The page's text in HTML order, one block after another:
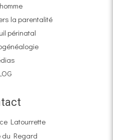
la parentalité
périnatal
Latourrette
du Regard